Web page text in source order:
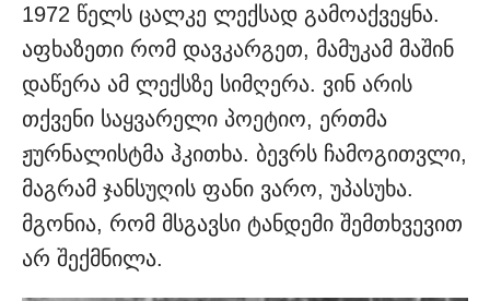
1972 წელს ცალკე ლექსად გამოაქვეყნა.
აფხაზეთი რომ დავკარგეთ, მამუკამ მაშინ
დაწერა ამ ლექსზე სიმღერა. ვინ არის
თქვენი საყვარელი პოეტიო, ერთმა
ჟურნალისტმა ჰკითხა. ბევრს ჩამოგითვლი,
მაგრამ ჯანსუღის ფანი ვარო, უპასუხა.
მგონია, რომ მსგავსი ტანდემი შემთხვევით
არ შექმნილა.